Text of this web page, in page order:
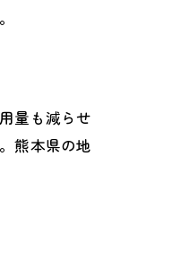
量も減らせ
熊本県の地